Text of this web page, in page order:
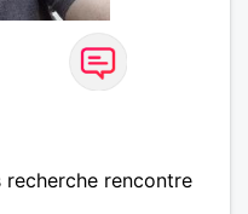
recherche rencontre